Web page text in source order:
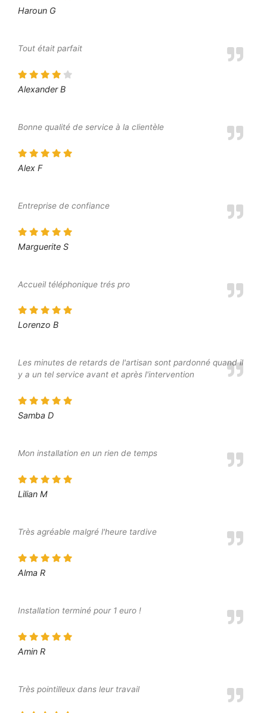
Haroun G
Tout était parfait
Alexander B
Bonne qualité de service à la clientèle
Alex F
Entreprise de confiance
Marguerite S
Accueil téléphonique trés pro
Lorenzo B
Les minutes de retards de l'artisan sont pardonné quand il
y a un tel service avant et après l'intervention
Samba D
Mon installation en un rien de temps
Lilian M
Très agréable malgré l'heure tardive
Alma R
Installation terminé pour 1 euro !
Amin R
Très pointilleux dans leur travail